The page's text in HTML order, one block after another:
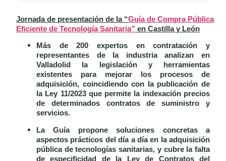
Jornada de presentación de la “Guía de Compra Pública
Eficiente de Tecnología Sanitaria” en Castilla y León
Más de 200 expertos en contratación y
representantes de la industria analizan en
Valladolid la legislación y herramientas
existentes para mejorar los procesos de
adquisición, coincidiendo con la publicación de
la Ley 11/2023 que permite la indexación precios
de determinados contratos de suministro y
servicios.
La Guía propone soluciones concretas a
aspectos prácticos del día a día en la adquisición
pública de tecnologías sanitarias, y cubre la falta
de especificidad de la Ley de Contratos del